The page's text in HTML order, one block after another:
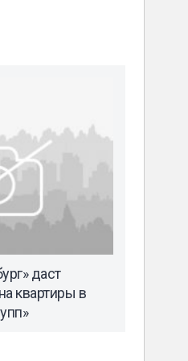
даст
квартиры в